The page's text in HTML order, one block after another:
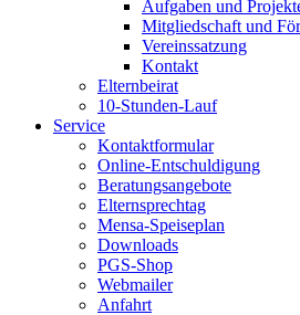
Aufgaben und
Mitgliedschaft und
Vereinssatzung
Kontakt
Elternbeirat
10-Stunden-Lauf
Service
Kontaktformular
Online-Entschuldigung
Beratungsangebote
Elternsprechtag
Mensa-Speiseplan
Downloads
PGS-Shop
Webmailer
Anfahrt